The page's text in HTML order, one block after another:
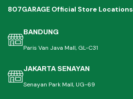
807GARAGE Official Store Locations
BANDUNG
Paris Van Java Mall, GL-C31
JAKARTA SENAYAN
Senayan Park Mall, UG-69